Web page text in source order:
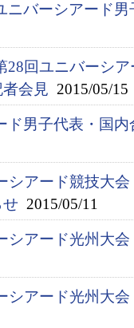
ニバーシアード
28回ユニバーシ
会見 2015/05/15
ド男子代表・国
シアード競技大
2015/05/11
シアード光州大
シアード光州大